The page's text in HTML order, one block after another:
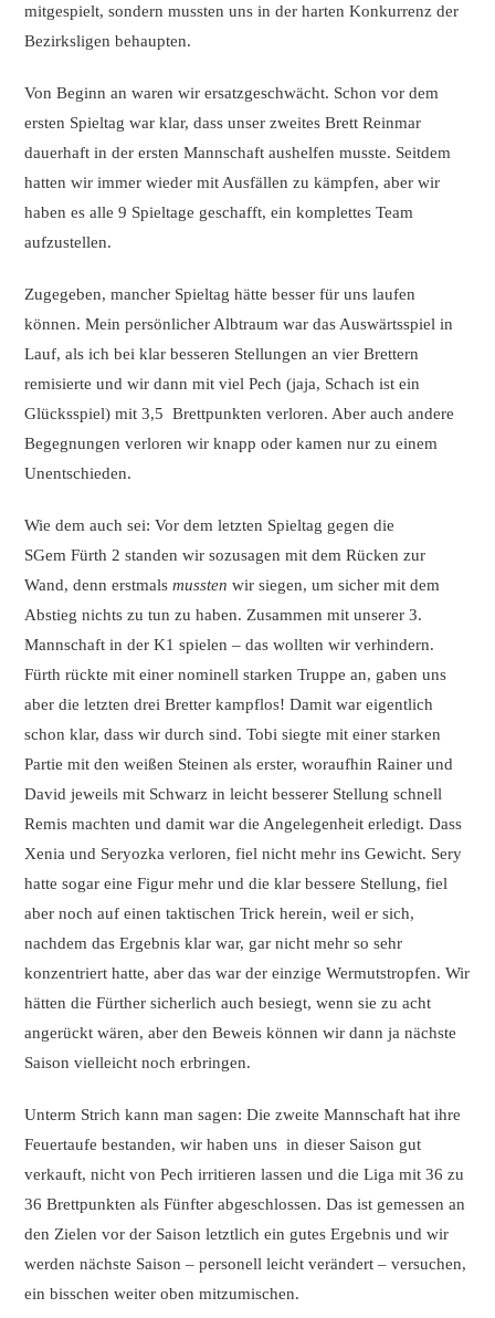
mitgespielt, sondern mussten uns in der harten Konkurrenz der
Bezirksligen behaupten.
Von Beginn an waren wir ersatzgeschwächt. Schon vor dem
ersten Spieltag war klar, dass unser zweites Brett Reinmar
dauerhaft in der ersten Mannschaft aushelfen musste. Seitdem
hatten wir immer wieder mit Ausfällen zu kämpfen, aber wir
haben es alle 9 Spieltage geschafft, ein komplettes Team
aufzustellen.
Zugegeben, mancher Spieltag hätte besser für uns laufen
können. Mein persönlicher Albtraum war das Auswärtsspiel in
Lauf, als ich bei klar besseren Stellungen an vier Brettern
remisierte und wir dann mit viel Pech (jaja, Schach ist ein
Glücksspiel) mit 3,5 Brettpunkten verloren. Aber auch andere
Begegnungen verloren wir knapp oder kamen nur zu einem
Unentschieden.
Wie dem auch sei: Vor dem letzten Spieltag gegen die
SGem Fürth 2 standen wir sozusagen mit dem Rücken zur
Wand, denn erstmalsmusstenwir siegen, um sicher mit dem
Abstieg nichts zu tun zu haben. Zusammen mit unserer 3.
Mannschaft in der K1 spielen – das wollten wir verhindern.
Fürth rückte mit einer nominell starken Truppe an, gaben uns
aber die letzten drei Bretter kampflos! Damit war eigentlich
schon klar, dass wir durch sind. Tobi siegte mit einer starken
Partie mit den weißen Steinen als erster, woraufhin Rainer und
David jeweils mit Schwarz in leicht besserer Stellung schnell
Remis machten und damit war die Angelegenheit erledigt. Dass
Xenia und Seryozka verloren, fiel nicht mehr ins Gewicht. Sery
hatte sogar eine Figur mehr und die klar bessere Stellung, fiel
aber noch auf einen taktischen Trick herein, weil er sich,
nachdem das Ergebnis klar war, gar nicht mehr so sehr
konzentriert hatte, aber das war der einzige Wermutstropfen. Wir
hätten die Fürther sicherlich auch besiegt, wenn sie zu acht
angerückt wären, aber den Beweis können wir dann ja nächste
Saison vielleicht noch erbringen.
Unterm Strich kann man sagen: Die zweite Mannschaft hat ihre
Feuertaufe bestanden, wir haben uns in dieser Saison gut
verkauft, nicht von Pech irritieren lassen und die Liga mit 36 zu
36 Brettpunkten als Fünfter abgeschlossen. Das ist gemessen an
den Zielen vor der Saison letztlich ein gutes Ergebnis und wir
werden nächste Saison – personell leicht verändert – versuchen,
ein bisschen weiter oben mitzumischen.